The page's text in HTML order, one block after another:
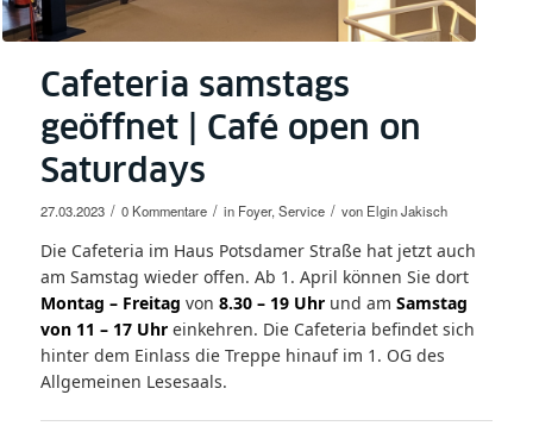
Cafeteria samstags
geöffnet | Café open on
Saturdays
27.03.2023 / 0 Kommentare / in Foyer, Service / von Elgin Jakisch
Die Cafeteria im Haus Potsdamer Straße hat jetzt auch
am Samstag wieder offen. Ab 1. April können Sie dort
Montag – Freitag von 8.30 – 19 Uhr und am Samstag
von 11 – 17 Uhr einkehren. Die Cafeteria befindet sich
hinter dem Einlass die Treppe hinauf im 1. OG des
Allgemeinen Lesesaals.